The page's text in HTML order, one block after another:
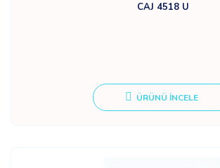
CAJ 4518 U
ÜRÜNÜ İNCELE